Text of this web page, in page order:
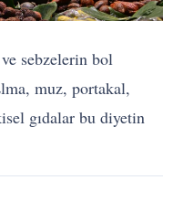
sebzelerin bol
muz, portakal,
gıdalar bu diyetin